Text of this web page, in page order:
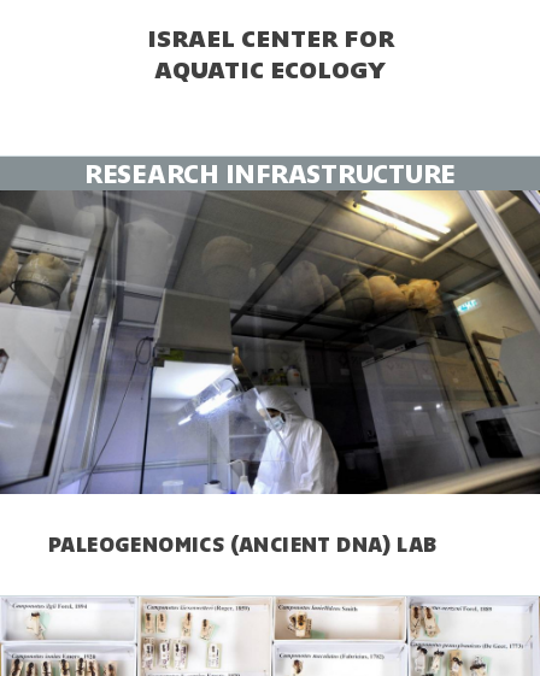
ISRAEL CENTER FOR
AQUATIC ECOLOGY
RESEARCH INFRASTRUCTURE
PALEOGENOMICS (ANCIENT DNA) LAB